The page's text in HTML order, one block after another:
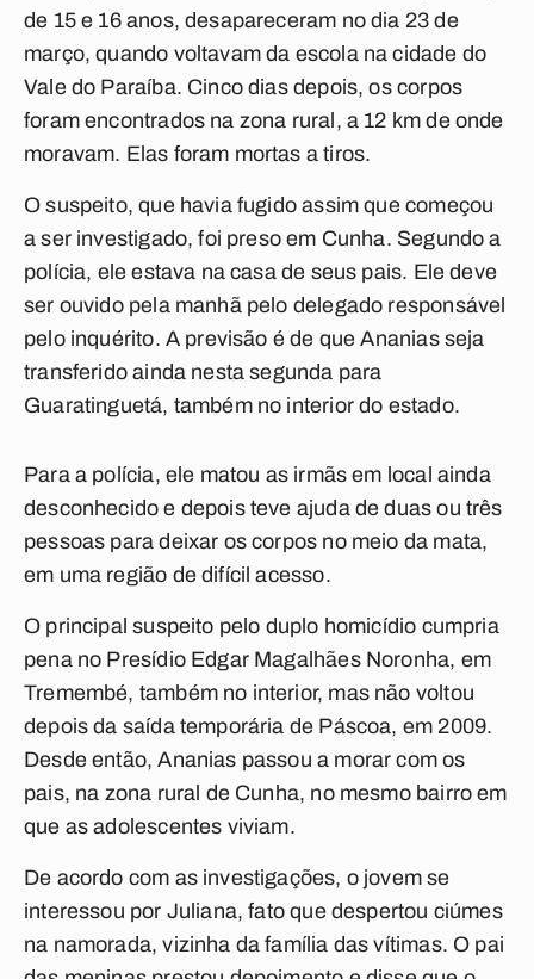
de 15 e 16 anos, desapareceram no dia 23 de
março, quando voltavam da escola na cidade do
Vale do Paraíba. Cinco dias depois, os corpos
foram encontrados na zona rural, a 12 km de onde
moravam. Elas foram mortas a tiros.
O suspeito, que havia fugido assim que começou
a ser investigado, foi preso em Cunha. Segundo a
polícia, ele estava na casa de seus pais. Ele deve
ser ouvido pela manhã pelo delegado responsável
pelo inquérito. A previsão é de que Ananias seja
transferido ainda nesta segunda para
Guaratinguetá, também no interior do estado.
Para a polícia, ele matou as irmãs em local ainda
desconhecido e depois teve ajuda de duas ou três
pessoas para deixar os corpos no meio da mata,
em uma região de difícil acesso.
O principal suspeito pelo duplo homicídio cumpria
pena no Presídio Edgar Magalhães Noronha, em
Tremembé, também no interior, mas não voltou
depois da saída temporária de Páscoa, em 2009.
Desde então, Ananias passou a morar com os
pais, na zona rural de Cunha, no mesmo bairro em
que as adolescentes viviam.
De acordo com as investigações, o jovem se
interessou por Juliana, fato que despertou ciúmes
na namorada, vizinha da família das vítimas. O pai